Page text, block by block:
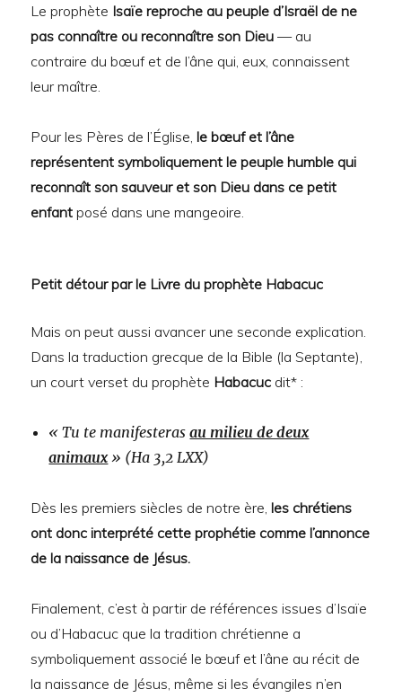
Le prophète Isaïe reproche au peuple d’Israël de ne
pas connaître ou reconnaître son Dieu — au
contraire du bœuf et de l’âne qui, eux, connaissent
leur maître.
Pour les Pères de l’Église, le bœuf et l’âne
représentent symboliquement le peuple humble qui
reconnaît son sauveur et son Dieu dans ce petit
enfant posé dans une mangeoire.
Petit détour par le Livre du prophète Habacuc
Mais on peut aussi avancer une seconde explication.
Dans la traduction grecque de la Bible (la Septante),
un court verset du prophète Habacuc dit* :
« Tu te manifesterasau milieu de deux
animaux» (Ha 3,2 LXX)
Dès les premiers siècles de notre ère, les chrétiens
ont donc interprété cette prophétie comme l’annonce
de la naissance de Jésus.
Finalement, c’est à partir de références issues d’Isaïe
ou d’Habacuc que la tradition chrétienne a
symboliquement associé le bœuf et l’âne au récit de
la naissance de Jésus, même si les évangiles n’en